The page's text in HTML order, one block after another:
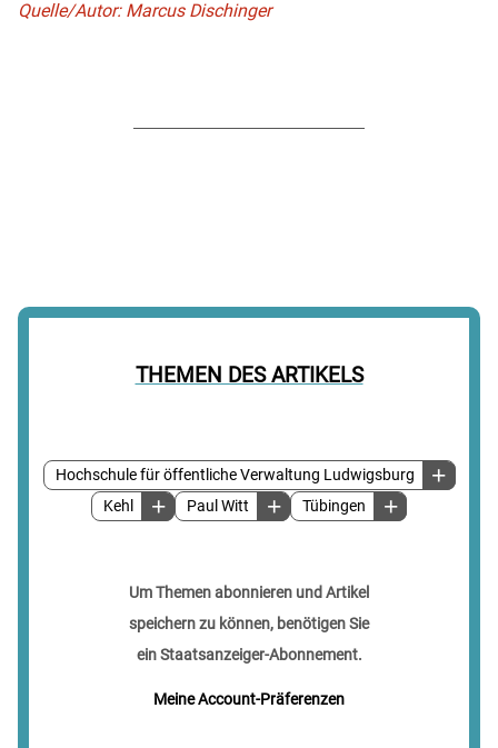
THEMEN DES ARTIKELS
Hochschule für öffentliche Verwaltung Ludwigsburg
Kehl
Paul Witt Tübingen
Um Themen abonnieren und Artikel
speichern zu können, benötigen Sie
ein Staatsanzeiger-Abonnement.
Meine Account-Präferenzen
Quelle/Autor: Marcus Dischinger